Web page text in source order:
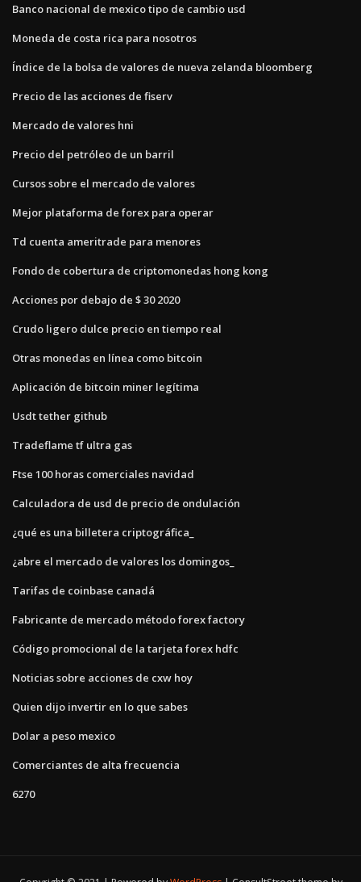
Banco nacional de mexico tipo de cambio usd
Moneda de costa rica para nosotros
Índice de la bolsa de valores de nueva zelanda bloomberg
Precio de las acciones de fiserv
Mercado de valores hni
Precio del petróleo de un barril
Cursos sobre el mercado de valores
Mejor plataforma de forex para operar
Td cuenta ameritrade para menores
Fondo de cobertura de criptomonedas hong kong
Acciones por debajo de $ 30 2020
Crudo ligero dulce precio en tiempo real
Otras monedas en línea como bitcoin
Aplicación de bitcoin miner legítima
Usdt tether github
Tradeflame tf ultra gas
Ftse 100 horas comerciales navidad
Calculadora de usd de precio de ondulación
¿qué es una billetera criptográfica_
¿abre el mercado de valores los domingos_
Tarifas de coinbase canadá
Fabricante de mercado método forex factory
Código promocional de la tarjeta forex hdfc
Noticias sobre acciones de cxw hoy
Quien dijo invertir en lo que sabes
Dolar a peso mexico
Comerciantes de alta frecuencia
6270